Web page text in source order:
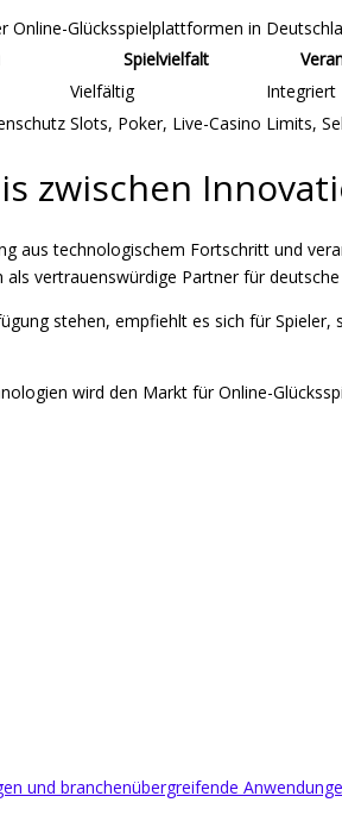
Online-Glücksspielplattformen in
Spielvielfalt
Vielfältig
Integriert
Slots, Poker, Live-Casino Limits,
zwischen
aus technologischem Fortschritt und
vertrauenswürdige Partner für
stehen, empfiehlt es sich für
wird den Markt für Online-
und branchenübergreifende